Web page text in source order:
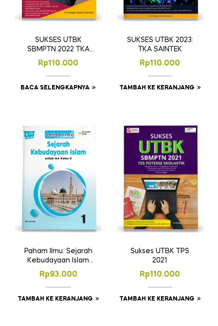
SUKSES UTBK
SBMPTN 2022 TKA
SAINTEK
Rp110.000
BACA SELENGKAPNYA
SUKSES UTBK 2023:
TKA SAINTEK
Rp110.000
TAMBAH KE KERANJANG
Paham Ilmu: Sejarah
Kebudayaan Islam
MA Kelas 10
Rp93.000
TAMBAH KE KERANJANG
Sukses UTBK TPS
2021
Rp110.000
TAMBAH KE KERANJANG